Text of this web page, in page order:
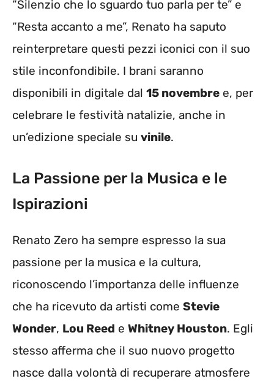
“Silenzio che lo sguardo tuo parla per te” e
“Resta accanto a me”, Renato ha saputo
reinterpretare questi pezzi iconici con il suo
stile inconfondibile. I brani saranno
disponibili in digitale dal 15 novembre e, per
celebrare le festività natalizie, anche in
un’edizione speciale su vinile.
La Passione per la Musica e le
Ispirazioni
Renato Zero ha sempre espresso la sua
passione per la musica e la cultura,
riconoscendo l’importanza delle influenze
che ha ricevuto da artisti come Stevie
Wonder, Lou Reed e Whitney Houston. Egli
stesso afferma che il suo nuovo progetto
nasce dalla volontà di recuperare atmosfere